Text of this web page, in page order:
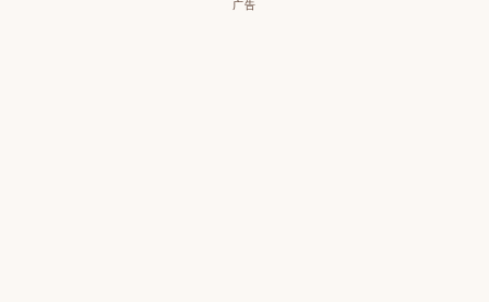
广告